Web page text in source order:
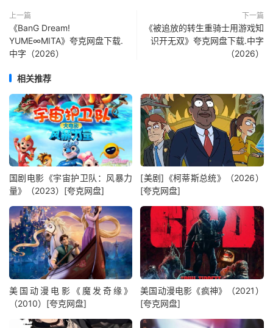
上一篇
《BanG Dream!
YUME∞MITA》夸克网盘下载.
中字（2026）
下一篇
《被追放的转生重骑士用游戏知
识开无双》夸克网盘下载.中字
（2026）
相关推荐
国剧电影《宇宙护卫队：风暴力
量》（2023）[夸克网盘]
[美剧]《柯蒂斯总统》（2026）
[夸克网盘]
美国动漫电影《魔发奇缘》
（2010）[夸克网盘]
美国动漫电影《疯神》（2021）
[夸克网盘]